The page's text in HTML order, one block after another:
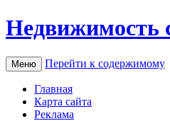
Недвижимость
Меню Перейти к содержимому
Главная
Карта сайта
Реклама